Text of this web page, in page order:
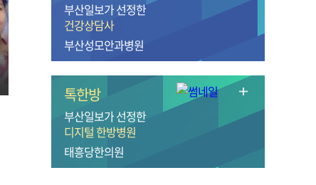
부산일보가 선정한
건강상담사
부산성모안과병원
톡한방
부산일보가 선정한
디지털 한방병원
태흥당한의원